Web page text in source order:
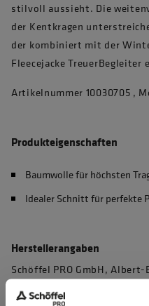
stilvoll aussieht. Die
der Kentkragen
der kombiniert mit der
Fleecejacke
Artikelnummer 10030705 ,
Produkteigenschaften
Baumwolle für höchsten
Idealer Schnitt für perfekte
Herstellerangaben
Schöffel PRO GmbH,
Schwabmünchen, Deutschland